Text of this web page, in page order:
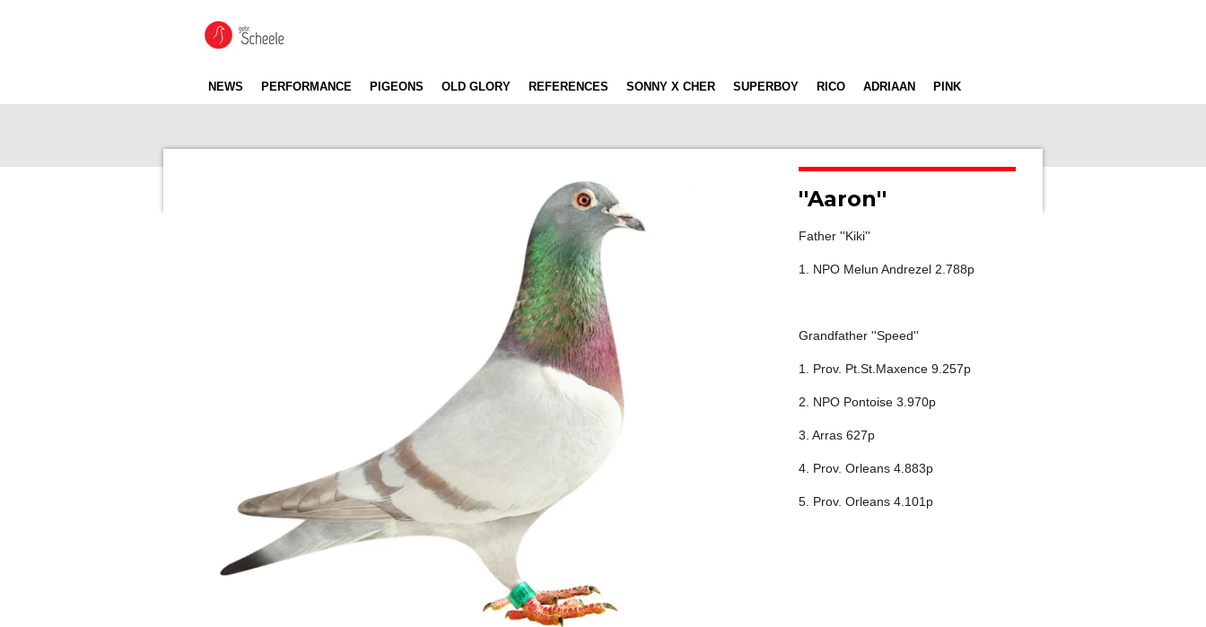
NEWS PERFORMANCE PIGEONS OLD GLORY REFERENCES SONNY X CHER SUPERBOY RICO ADRIAAN PINK
''Aaron''
Father ''Kiki''
1. NPO Melun Andrezel 2.788p
Grandfather ''Speed''
1. Prov. Pt.St.Maxence 9.257p
2. NPO Pontoise 3.970p
3. Arras 627p
4. Prov. Orleans 4.883p
5. Prov. Orleans 4.101p